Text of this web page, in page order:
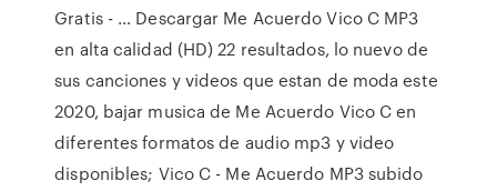
Gratis - … Descargar Me Acuerdo Vico C MP3
en alta calidad (HD) 22 resultados, lo nuevo de
sus canciones y videos que estan de moda este
2020, bajar musica de Me Acuerdo Vico C en
diferentes formatos de audio mp3 y video
disponibles; Vico C - Me Acuerdo MP3 subido